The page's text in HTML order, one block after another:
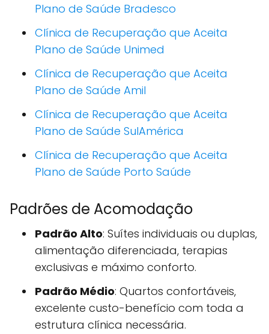
Plano de Saúde Bradesco
Clínica de Recuperação que Aceita
Plano de Saúde Unimed
Clínica de Recuperação que Aceita
Plano de Saúde Amil
Clínica de Recuperação que Aceita
Plano de Saúde SulAmérica
Clínica de Recuperação que Aceita
Plano de Saúde Porto Saúde
Padrões de Acomodação
Padrão Alto: Suítes individuais ou duplas,
alimentação diferenciada, terapias
exclusivas e máximo conforto.
Padrão Médio: Quartos confortáveis,
excelente custo-benefício com toda a
estrutura clínica necessária.